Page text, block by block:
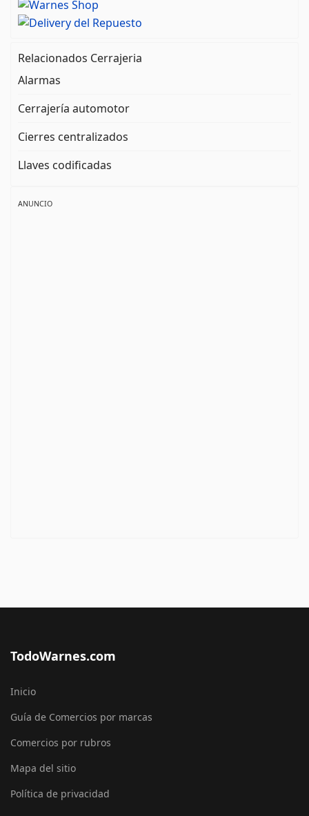
Relacionados Cerrajeria
Alarmas
Cerrajería automotor
Cierres centralizados
Llaves codificadas
ANUNCIO
TodoWarnes.com
Inicio
Guía de Comercios por marcas
Comercios por rubros
Mapa del sitio
Política de privacidad